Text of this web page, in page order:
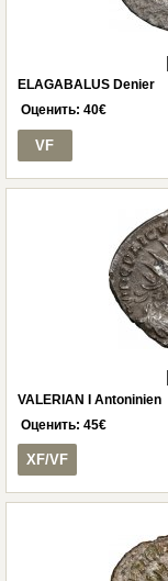
ELAGABALUS Denier
Оценить: 40€
VF
VALERIAN I Antoninien
Оценить: 45€
XF/VF